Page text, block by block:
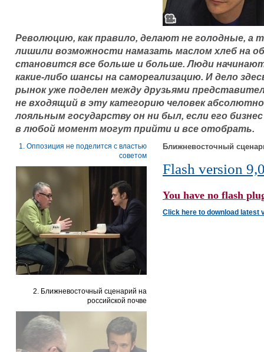
Революцию, как правило, делают не голодные, а
лишили возможности намазать маслом хлеб на
становится все больше и больше. Люди
какие-либо шансы на самореализацию. И дело
рынок уже поделен между друзьями
не входящий в эту категорию человек
лояльным государству он ни был, если его
в любой момент могут прийти и все отобрать.
1. Оппозиция не поделится с властью
советом
2. Ближневосточный сценарий на
российской почве
Ближневосточный
Flash version
You have no flash
Click here to download latest